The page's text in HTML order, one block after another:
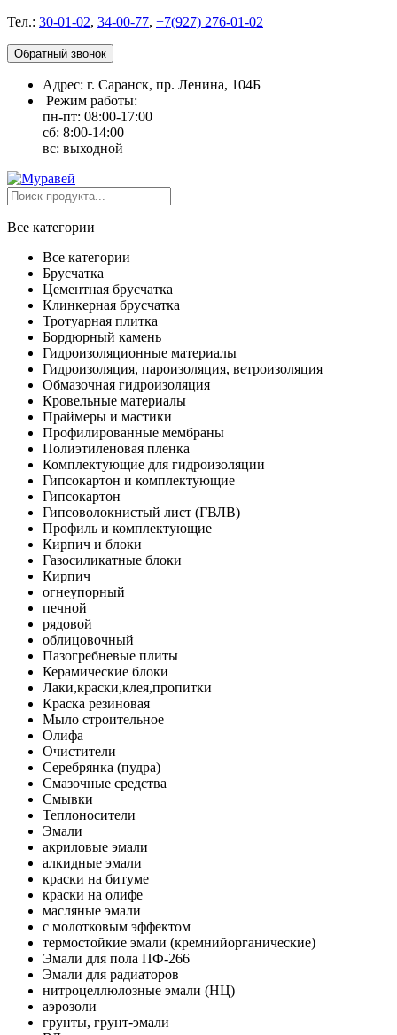
Тел.: 30-01-02, 34-00-77, +7(927) 276-01-02
Обратный звонок
Адрес: г. Саранск, пр. Ленина, 104Б
Режим работы:
пн-пт: 08:00-17:00
сб: 8:00-14:00
вс: выходной
Все категории
Все категории
Брусчатка
Цементная брусчатка
Клинкерная брусчатка
Тротуарная плитка
Бордюрный камень
Гидроизоляционные материалы
Гидроизоляция, пароизоляция, ветроизоляция
Обмазочная гидроизоляция
Кровельные материалы
Праймеры и мастики
Профилированные мембраны
Полиэтиленовая пленка
Комплектующие для гидроизоляции
Гипсокартон и комплектующие
Гипсокартон
Гипсоволокнистый лист (ГВЛВ)
Профиль и комплектующие
Кирпич и блоки
Газосиликатные блоки
Кирпич
огнеупорный
печной
рядовой
облицовочный
Пазогребневые плиты
Керамические блоки
Лаки,краски,клея,пропитки
Краска резиновая
Мыло строительное
Олифа
Очистители
Серебрянка (пудра)
Смазочные средства
Смывки
Теплоносители
Эмали
акриловые эмали
алкидные эмали
краски на битуме
краски на олифе
масляные эмали
с молотковым эффектом
термостойкие эмали (кремнийорганические)
Эмали для пола ПФ-266
Эмали для радиаторов
нитроцеллюлозные эмали (НЦ)
аэрозоли
грунты, грунт-эмали